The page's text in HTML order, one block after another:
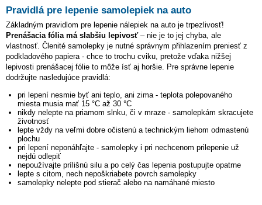
Pravidlá pre lepenie samolepiek na auto
Základným pravidlom pre lepenie nálepiek na auto je trpezlivosť!
Prenášacia fólia má slabšiu lepivosť– nie je to jej chyba, ale
vlastnosť. Členité samolepky je nutné správnym přihlazením preniesť z
podkladového papiera - chce to trochu cviku, pretože vďaka nižšej
lepivosti prenášacej fólie to môže ísť aj horšie. Pre správne lepenie
dodržujte nasledujúce pravidlá:
pri lepení nesmie byť ani teplo, ani zima - teplota polepovaného
miesta musia mať 15 °C až 30 °C
nikdy nelepte na priamom slnku, či v mraze - samolepkám skracujete
životnosť
lepte vždy na veľmi dobre očistenú a technickým liehom odmastenú
plochu
pri lepení neponáhľajte - samolepky i pri nechcenom prilepenie už
nejdú odlepiť
nepoužívajte prílišnú silu a po celý čas lepenia postupujte opatrne
lepte s citom, nech nepoškriabete povrch samolepky
samolepky nelepte pod stierač alebo na namáhané miesto